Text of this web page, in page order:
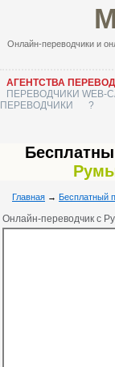
Онлайн-переводчики и
АГЕНТСТВА
ПЕРЕВОДЧИКИ WEB-
ПЕРЕВОДЧИКИ
?
Главная → Бесплатный
Онлайн-переводчик с